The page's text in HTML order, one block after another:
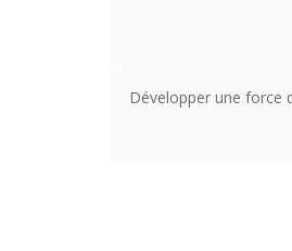
Développer une force